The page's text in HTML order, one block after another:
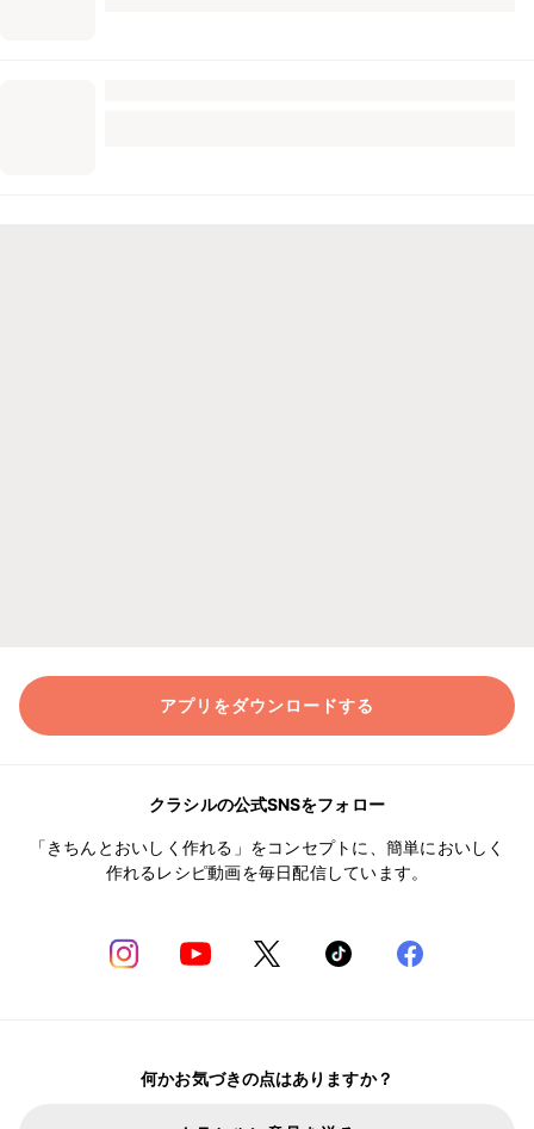
アプリをダウンロードする
クラシルの公式SNSをフォロー
「きちんとおいしく作れる」をコンセプトに、簡単においしく
作れるレシピ動画を毎日配信しています。
何かお気づきの点はありますか？